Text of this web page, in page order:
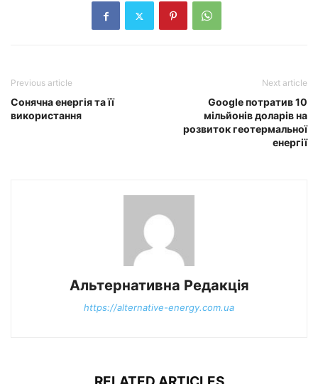
Previous article
Сонячна енергія та її
використання
Next article
Google потратив 10
мільйонів доларів на
розвиток геотермальної
енергії
Альтернативна Редакція
https://alternative-energy.com.ua